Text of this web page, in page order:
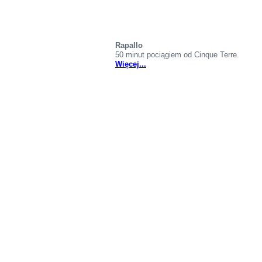
Rapallo
50 minut pociągiem od Cinque Terre.
Więcej...